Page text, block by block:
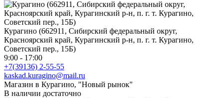
Курагино (662911, Сибирский федеральный округ,
Красноярский край, Курагинский р-н, п. г. т. Курагино,
Советский пер., 15Б)
9:00 - 17:00
+7(39136) 2-55-55
kaskad.kuragino@mail.ru
Магазин в Курагино, "Новый рынок"
В наличии достаточно